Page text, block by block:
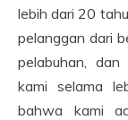
lebih dari 20
pelanggan dari
pelabuhan,
kami selama
bahwa kami